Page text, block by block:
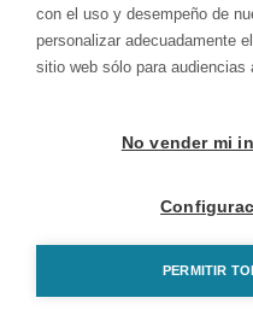
con el uso y desempeño de
personalizar adecuadamente
sitio web sólo para audiencias
No vender mi
PERMITIR